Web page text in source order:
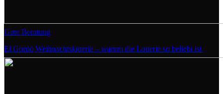
Gute Beratung
El Gordo Weihnachtslotterie – warum die Lotterie so beliebt ist